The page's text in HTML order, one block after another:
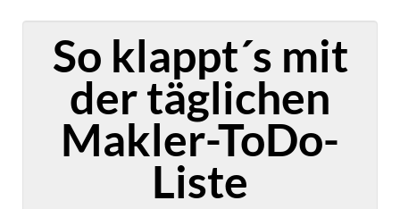
So klappt´s mit
der täglichen
Makler-ToDo-
Liste